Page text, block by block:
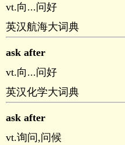
vt.向...问好
英汉航海大词典
ask after
vt.向...问好
英汉化学大词典
ask after
vt.询问,问候